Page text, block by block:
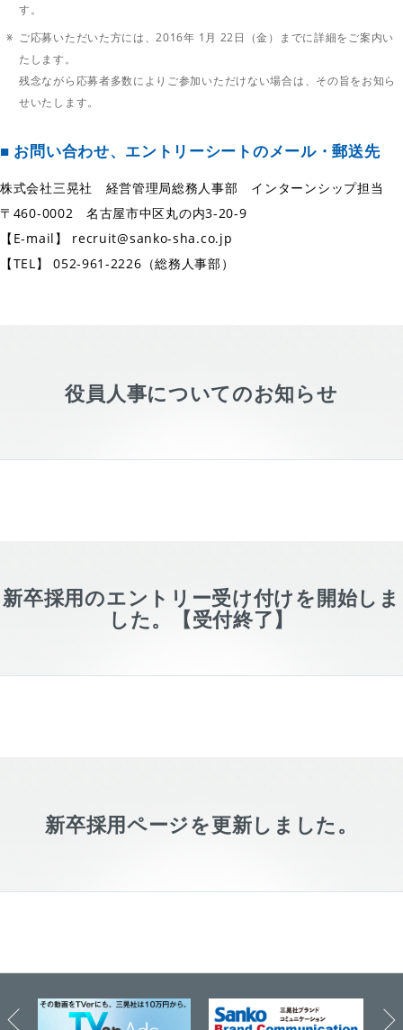
す。
ご応募いただいた方には、2016年 1月 22日（金）までに詳細をご案内い
たします。
残念ながら応募者多数によりご参加いただけない場合は、その旨をお知ら
せいたします。
■ お問い合わせ、エントリーシートのメール・郵送先
株式会社三晃社 経営管理局総務人事部 インターンシップ担当
〒460-0002 名古屋市中区丸の内3-20-9
【E-mail】 recruit@sanko-sha.co.jp
【TEL】 052-961-2226（総務人事部）
役員人事についてのお知らせ
新卒採用のエントリー受け付けを開始しま
した。【受付終了】
新卒採用ページを更新しました。